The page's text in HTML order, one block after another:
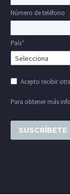
Número de teléfono
País*
Acepto recibir
Para obtener más